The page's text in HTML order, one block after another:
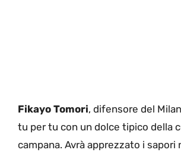
Fikayo Tomori, difensore del
tu per tu con un dolce tipico della
campana. Avrà apprezzato i sapori